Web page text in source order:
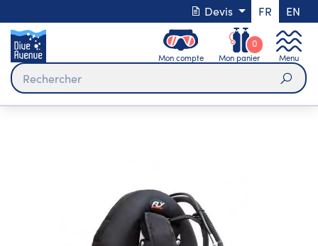
Devis FR EN
Mon compte Mon panier
0
Menu